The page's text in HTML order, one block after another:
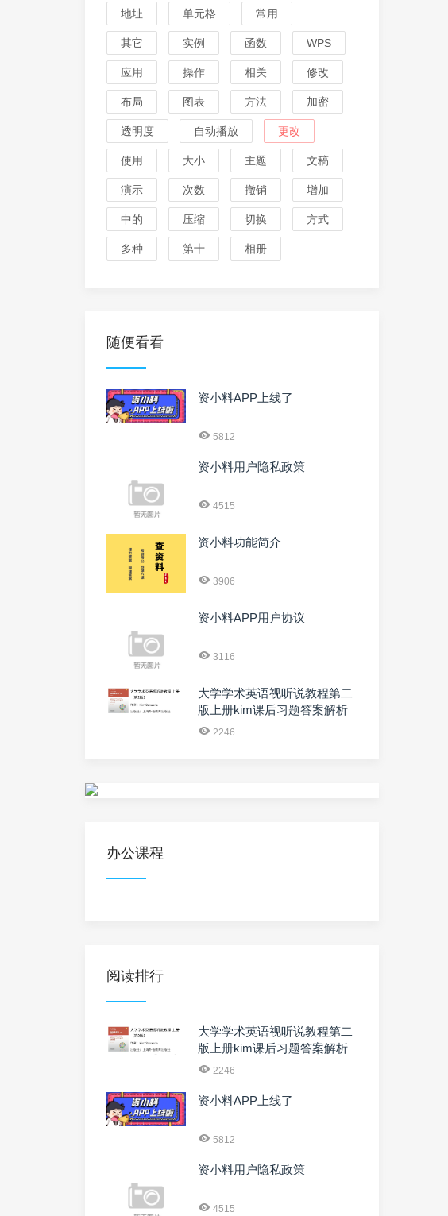
地址 单元格 常用
其它 实例 函数 WPS
应用 操作 相关 修改
布局 图表 方法 加密
透明度 自动播放 更改
使用 大小 主题 文稿
演示 次数 撤销 增加
中的 压缩 切换 方式
多种 第十 相册
随便看看
资小料APP上线了
5812
资小料用户隐私政策
4515
资小料功能简介
3906
资小料APP用户协议
3116
大学学术英语视听说教程第二
版上册kim课后习题答案解析
2246
办公课程
阅读排行
大学学术英语视听说教程第二
版上册kim课后习题答案解析
2246
资小料APP上线了
5812
资小料用户隐私政策
4515